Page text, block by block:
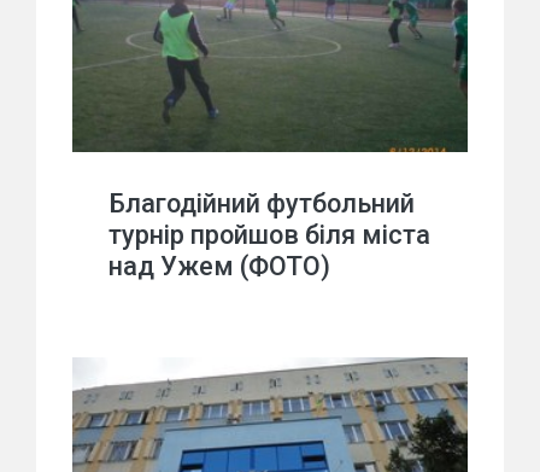
Благодійний футбольний
турнір пройшов біля міста
над Ужем (ФОТО)